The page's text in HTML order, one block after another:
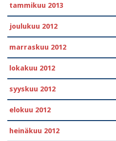
tammikuu 2013
joulukuu 2012
marraskuu 2012
lokakuu 2012
syyskuu 2012
elokuu 2012
heinäkuu 2012